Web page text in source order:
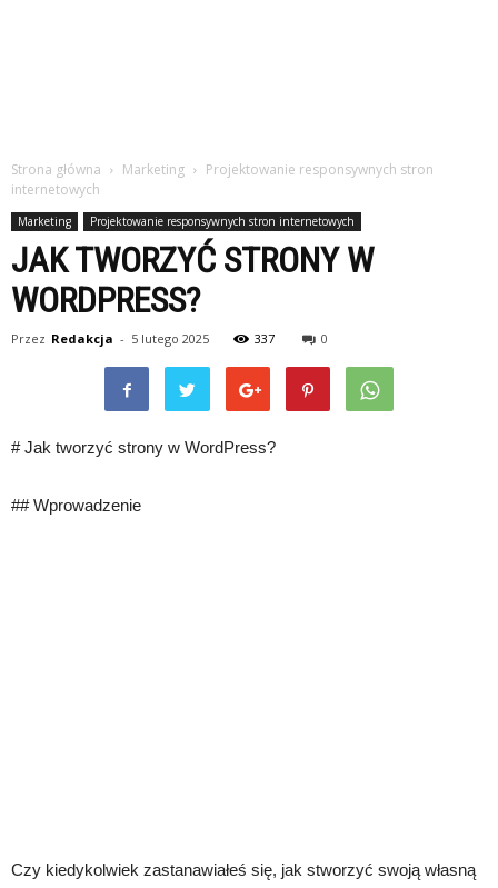
Strona główna Marketing
Projektowanie responsywnych stron
internetowych
Marketing Projektowanie responsywnych stron internetowych
JAK TWORZYĆ STRONY W
WORDPRESS?
Przez Redakcja - 5 lutego 2025 337 0
# Jak tworzyć strony w WordPress?
## Wprowadzenie
Czy kiedykolwiek zastanawiałeś się, jak stworzyć swoją własną